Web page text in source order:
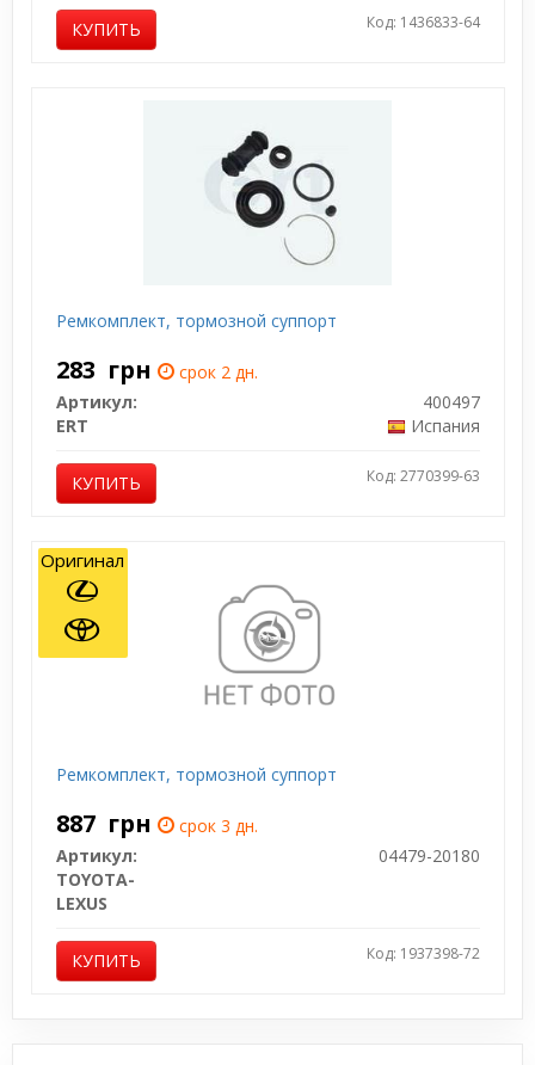
КУПИТЬ Код: 1436833-64
Ремкомплект, тормозной суппорт
283 грн
срок 2 дн.
Артикул:
400497
ERT
Испания
КУПИТЬ Код: 2770399-63
Ремкомплект, тормозной суппорт
887 грн
срок 3 дн.
Артикул:
04479-20180
TOYOTA-
LEXUS
КУПИТЬ Код: 1937398-72
Оригинал